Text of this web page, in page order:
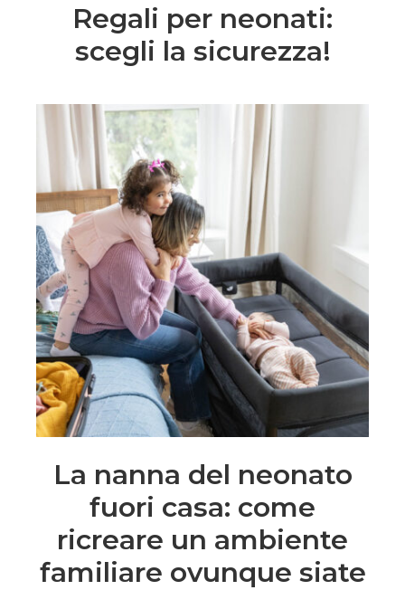
Regali per neonati:
scegli la sicurezza!
La nanna del neonato
fuori casa: come
ricreare un ambiente
familiare ovunque siate